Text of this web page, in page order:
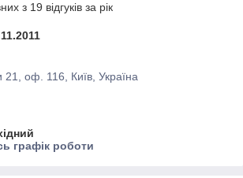
з 19 відгуків за рік
21, оф. 116, Київ, Україна
графік роботи